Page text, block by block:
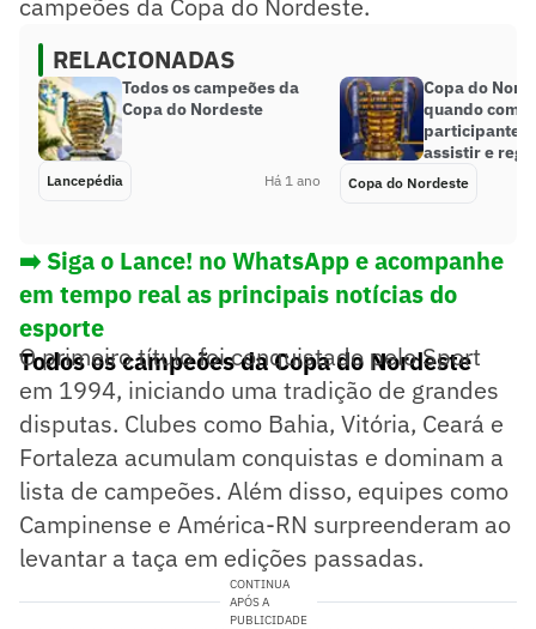
RELACIONADAS
Todos os campeões da
Copa do Nordeste
Lancepédia Há 1 ano
Copa do
quando
participantes,
assistir e
Copa do Nordeste
➡️ Siga o Lance! no WhatsApp e acompanhe
em tempo real as principais notícias do
esporte
Todos os campeões da Copa do Nordeste
O primeiro título foi conquistado pelo Sport
em 1994, iniciando uma tradição de grandes
disputas. Clubes como Bahia, Vitória, Ceará e
Fortaleza acumulam conquistas e dominam a
lista de campeões. Além disso, equipes como
Campinense e América-RN surpreenderam ao
levantar a taça em edições passadas.
CONTINUA
APÓS A
PUBLICIDADE